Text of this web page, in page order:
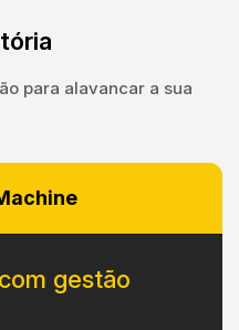
para alavancar a sua
gestão